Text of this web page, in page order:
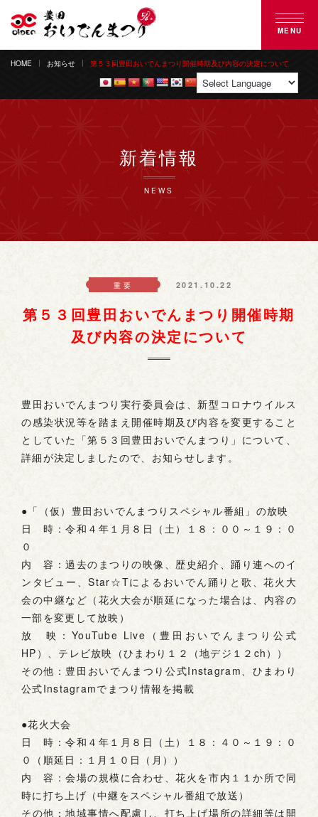
MENU
豊田おいでんまつりとは
よくある質問
HOME お知らせ 第５３回豊田おいでんまつり開催時期及び内容の決定について
新着情報
NEWS
重要 2021.10.22
第５３回豊田おいでんまつり開催時期
及び内容の決定について
豊田おいでんまつり実行委員会は、新型コロナウイルス
の感染状況等を踏まえ開催時期及び内容を変更すること
としていた「第５３回豊田おいでんまつり」について、
詳細が決定しましたので、お知らせします。
●「（仮）豊田おいでんまつりスペシャル番組」の放映
日 時：令和４年１月８日（土）１８：００～１９：０
０
内 容：過去のまつりの映像、歴史紹介、踊り連へのイ
ンタビュー、Star☆Tによるおいでん踊りと歌、花火大
会の中継など（花火大会が順延になった場合は、内容の
一部を変更して放映）
放 映：YouTube Live（豊田おいでんまつり公式
HP）、テレビ放映（ひまわり１２（地デジ１２ch））
その他：豊田おいでんまつり公式Instagram、ひまわり
公式Instagramでまつり情報を掲載
●花火大会
日 時：令和４年１月８日（土）１８：４０～１９：０
０（順延日：１月１０日（月））
内 容：会場の規模に合わせ、花火を市内１１か所で同
時に打ち上げ（中継をスペシャル番組で放送）
その他：地域事情へ配慮し、打ち上げ場所の詳細等は開